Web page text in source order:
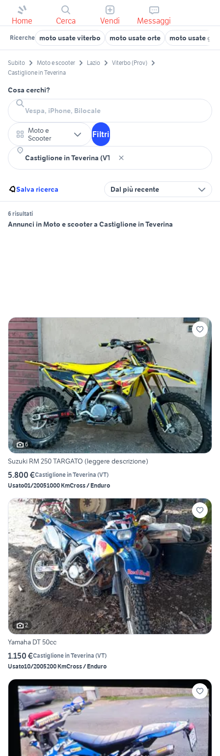
Home Cerca Vendi Messaggi
Ricerche moto usate viterbo moto usate orte moto usate
Subito Moto e scooter Lazio
Viterbo (Prov)
Castiglione in Teverina
Cosa cerchi?
Moto e
Scooter
Filtri
Salva ricerca Dal più recente
6 risultati
Annunci in Moto e scooter a Castiglione in Teverina
6
Suzuki RM 250 TARGATO (leggere descrizione)
5.800 €Castiglione in Teverina (VT)
Usato01/20051000 KmCross / Enduro
2
Yamaha DT 50cc
1.150 €Castiglione in Teverina (VT)
Usato10/2005200 KmCross / Enduro